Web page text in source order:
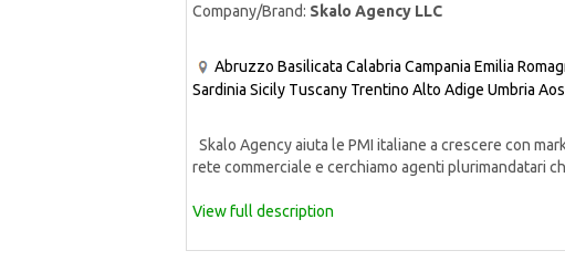
Company/Brand: Skalo Agency LLC
Abruzzo Basilicata Calabria Campania Emilia
Sardinia Sicily Tuscany Trentino Alto Adige Umbria
Skalo Agency aiuta le PMI italiane a crescere con
rete commerciale e cerchiamo agenti plurimandatari
View full description